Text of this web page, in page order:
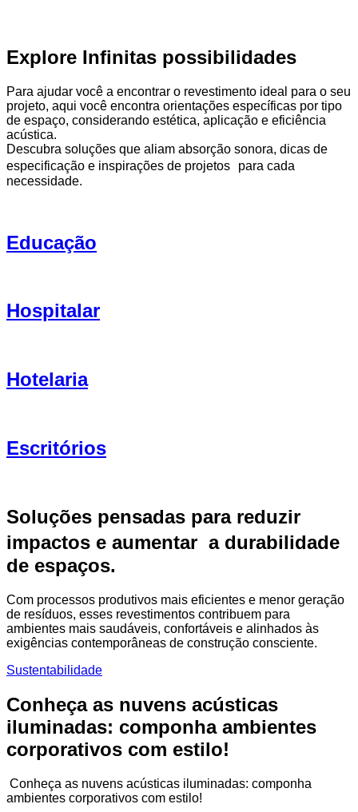
Explore Infinitas possibilidades
Para ajudar você a encontrar o revestimento ideal para o seu
projeto, aqui você encontra orientações específicas por tipo
de espaço, considerando estética, aplicação e eficiência
acústica.
Descubra soluções que aliam absorção sonora, dicas de
especificação e inspirações de projetos para cada
necessidade.
Educação
Hospitalar
Hotelaria
Escritórios
Soluções pensadas para reduzir
impactos e aumentar a durabilidade
de espaços.
Com processos produtivos mais eficientes e menor geração
de resíduos, esses revestimentos contribuem para
ambientes mais saudáveis, confortáveis e alinhados às
exigências contemporâneas de construção consciente.
Sustentabilidade
Conheça as nuvens acústicas
iluminadas: componha ambientes
corporativos com estilo!
Conheça as nuvens acústicas iluminadas: componha
ambientes corporativos com estilo!